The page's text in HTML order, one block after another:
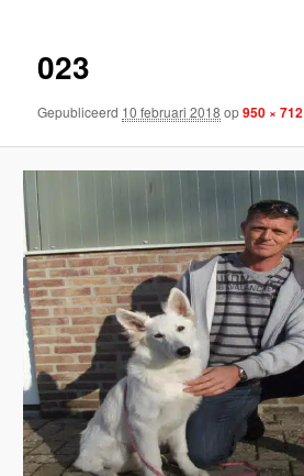
023
Gepubliceerd 10 februari 2018 op950 × 712